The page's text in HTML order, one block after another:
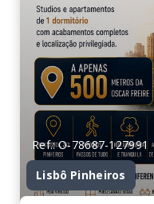
Ref.: O-78687-127991
Lisbô Pinheiros